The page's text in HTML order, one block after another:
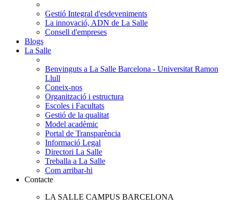
Gestió Integral d'esdeveniments
La innovació, ADN de La Salle
Consell d'empreses
Blogs
La Salle
Benvinguts a La Salle Barcelona - Universitat Ramon
Llull
Coneix-nos
Organització i estructura
Escoles i Facultats
Gestió de la qualitat
Model acadèmic
Portal de Transparència
Informació Legal
Directori La Salle
Treballa a La Salle
Com arribar-hi
Contacte
LA SALLE CAMPUS BARCELONA